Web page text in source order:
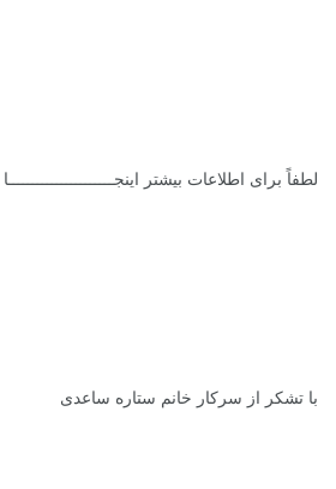
لطفاً برای اطلاعات بیشتر اینجــــــــــــــــــــــا
با تشکر از سرکار خانم ستاره ساعدی